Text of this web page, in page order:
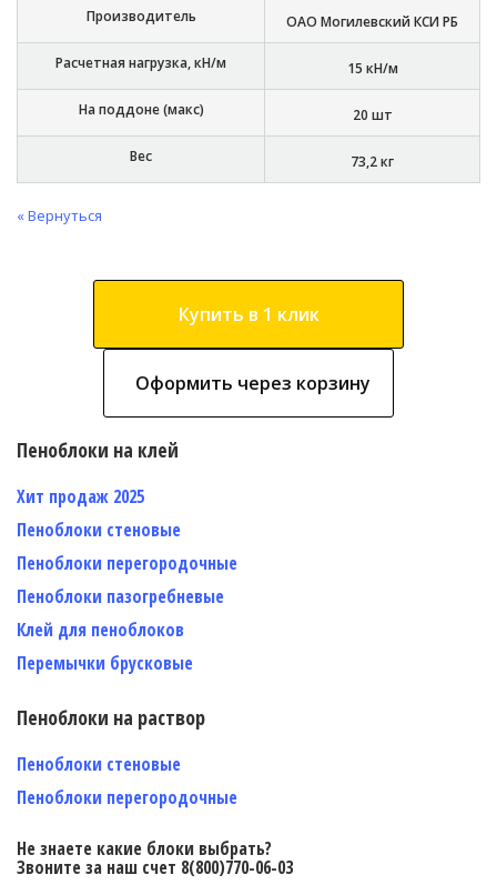
Производитель ОАО Могилевский КСИ РБ
Расчетная нагрузка, кН/м 15 кН/м
На поддоне (макс) 20 шт
Вес 73,2 кг
« Вернуться
Купить в 1 клик
Оформить через корзину
Пеноблоки на клей
Хит продаж 2025
Пеноблоки стеновые
Пеноблоки перегородочные
Пеноблоки пазогребневые
Клей для пеноблоков
Перемычки брусковые
Пеноблоки на раствор
Пеноблоки стеновые
Пеноблоки перегородочные
Не знаете какие блоки выбрать?
Звоните за наш счет 8(800)770-06-03